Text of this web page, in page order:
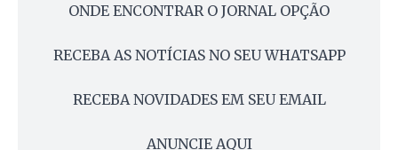
ONDE ENCONTRAR O JORNAL OPÇÃO
RECEBA AS NOTÍCIAS NO SEU WHATSAPP
RECEBA NOVIDADES EM SEU EMAIL
ANUNCIE AQUI